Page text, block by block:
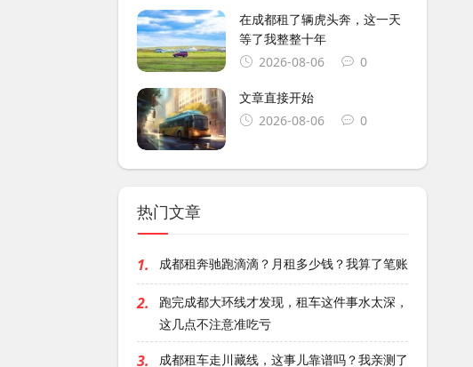
在成都租了辆虎头奔，这一天
等了我整整十年
2026-08-06
0
文章直接开始
2026-08-06
0
热门文章
1. 成都租奔驰跑滴滴？月租多少钱？我算了笔账
2.
跑完成都大环线才发现，租车这件事水太深，
这几点不注意准吃亏
3. 成都租车走川藏线，这事儿靠谱吗？我亲测了